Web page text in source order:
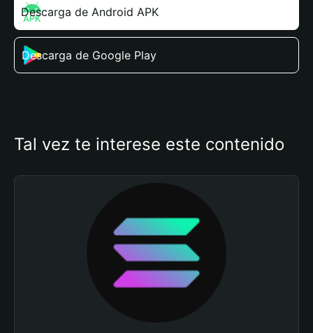
Descarga de Android APK
Descarga de Google Play
Tal vez te interese este contenido